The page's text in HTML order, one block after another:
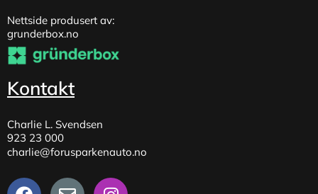
Nettside produsert av:
grunderbox.no
Kontakt
Charlie L. Svendsen
923 23 000
charlie@forusparkenauto.no